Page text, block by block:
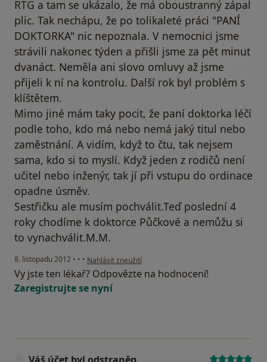
RTG a tam se ukázalo, že má oboustranný zápal
plic. Tak nechápu, že po tolikaleté práci "PANÍ
DOKTORKA" nic nepoznala. V nemocnici jsme
strávili nakonec týden a přišli jsme za pět minut
dvanáct. Neměla ani slovo omluvy až jsme
přijeli k ní na kontrolu. Další rok byl problém s
klíštětem.
Mimo jiné mám taky pocit, že paní doktorka léčí
podle toho, kdo má nebo nemá jaký titul nebo
zaměstnání. A vidím, když to čtu, tak nejsem
sama, kdo si to myslí. Když jeden z rodičů není
učitel nebo inženýr, tak jí při vstupu do ordinace
opadne úsměv.
Sestřičku ale musím pochválit.Teď poslední 4
roky chodíme k doktorce Půčkové a nemůžu si
to vynachválit.M.M.
8. listopadu 2012 • • • podle názoru uživatele Váš účet byl odstraněn
Nahlásit zneužití
Vy jste ten lékař? Odpovězte na hodnocení!
Zaregistrujte se nyní